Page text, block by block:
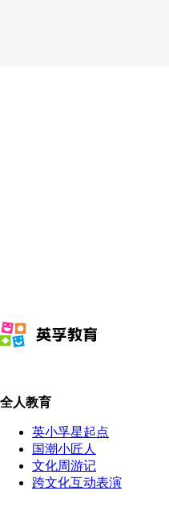
全人教育
英小孚星起点
国潮小匠人
文化周游记
跨文化互动表演